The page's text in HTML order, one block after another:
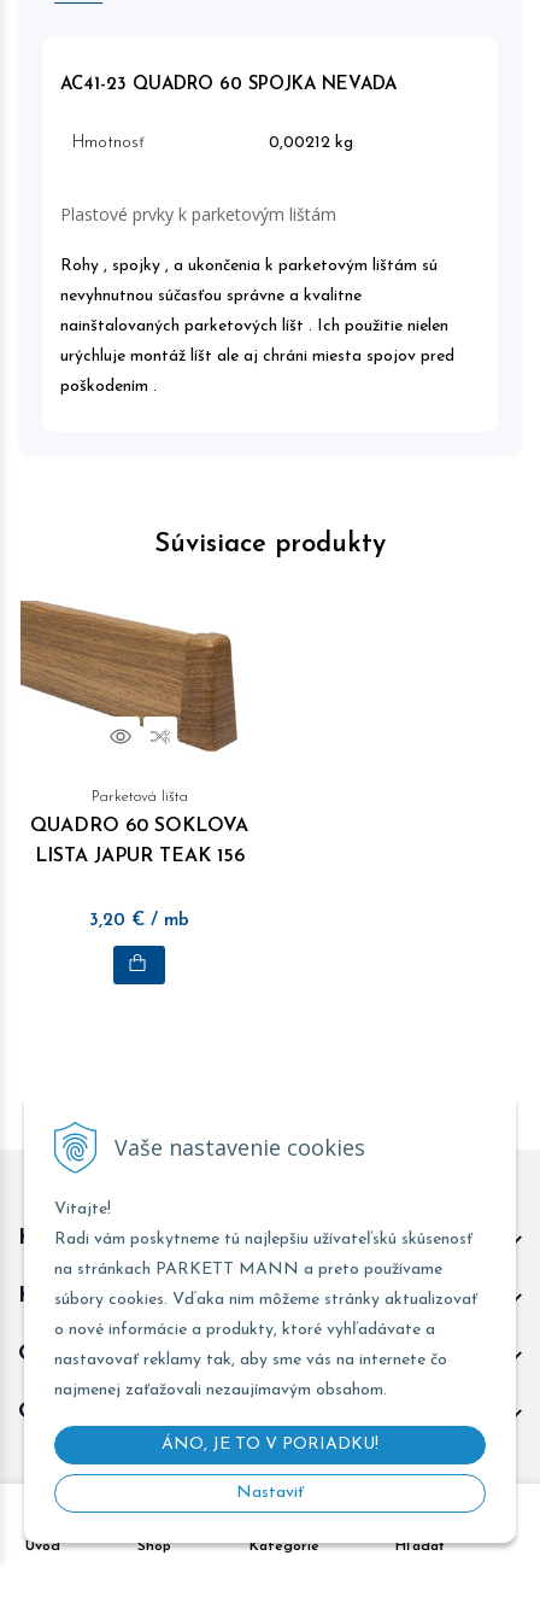
Vaše nastavenie cookies
Vitajte!
Radi vám poskytneme tú najlepšiu užívateľskú skúsenosť
na stránkach PARKETT MANN a preto používame
súbory cookies. Vďaka nim môžeme stránky aktualizovať
o nové informácie a produkty, ktoré vyhľadávate a
nastavovať reklamy tak, aby sme vás na internete čo
najmenej zaťažovali nezaujímavým obsahom.
ÁNO, JE TO V PORIADKU!
Nastaviť
Úvod Shop Kategórie Hľadať
AC41-23 QUADRO 60 SPOJKA NEVADA
Hmotnosť 0,00212 kg
Plastové prvky k parketovým lištám
Rohy , spojky , a ukončenia k parketovým lištám sú
nevyhnutnou súčasťou správne a kvalitne
nainštalovaných parketových líšt . Ich použitie nielen
urýchluje montáž líšt ale aj chráni miesta spojov pred
poškodením .
Súvisiace produkty
NáhľadPorovnať
Parketová lišta
QUADRO 60 SOKLOVA
LISTA JAPUR TEAK 156
3,20 € / mb
Kontakt predajňa Trnava
Kontakt predajňa Žarnovica
Obchodné informácie
Odoberať novinky
e-shop Pohoda connector